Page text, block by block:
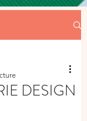
DESIGN